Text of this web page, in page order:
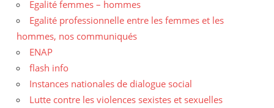
Egalité femmes – hommes
Egalité professionnelle entre les femmes et les
hommes, nos communiqués
ENAP
flash info
Instances nationales de dialogue social
Lutte contre les violences sexistes et sexuelles